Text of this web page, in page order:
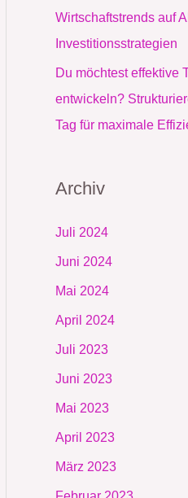
Wirtschaftstrends auf
Investitionsstrategien
Du möchtest effektive
entwickeln?
Tag für maximale
Archiv
Juli 2024
Juni 2024
Mai 2024
April 2024
Juli 2023
Juni 2023
Mai 2023
April 2023
März 2023